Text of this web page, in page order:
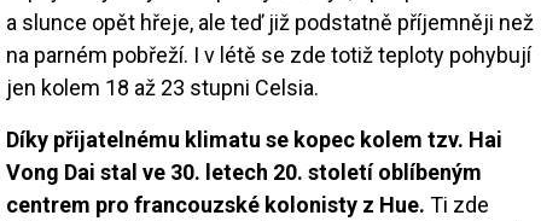
a slunce opět hřeje, ale teď již podstatně příjemněji než
na parném pobřeží. I v létě se zde totiž teploty pohybují
jen kolem 18 až 23 stupni Celsia.
Díky přijatelnému klimatu se kopec kolem tzv. Hai
Vong Dai stal ve 30. letech 20. století oblíbeným
centrem pro francouzské kolonisty z Hue. Ti zde